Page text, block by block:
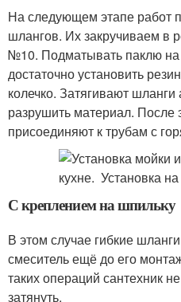
На следующем этапе работ
шлангов. Их закручиваем в
№10. Подматывать паклю на
достаточно установить
колечко. Затягивают шланги
разрушить материал. После
присоединяют к трубам с
С креплением на шпильку
В этом случае гибкие
смеситель ещё до его
таких операций сантехник
затянуть.